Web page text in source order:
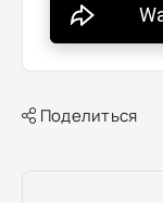
Поделиться